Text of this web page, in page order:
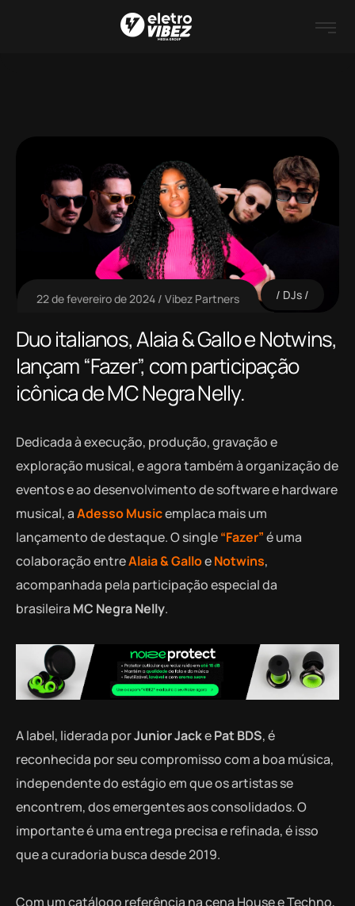
22 de fevereiro de 2024 Vibez Partners DJs
Duo italianos, Alaia & Gallo e Notwins,
lançam “Fazer”, com participação
icônica de MC Negra Nelly.
Dedicada à execução, produção, gravação e
exploração musical, e agora também à organização de
eventos e ao desenvolvimento de software e hardware
musical, aAdesso Musicemplaca mais um
lançamento de destaque. O single“Fazer”é uma
colaboração entreAlaia & GalloeNotwins,
acompanhada pela participação especial da
brasileira MC Negra Nelly.
A label, liderada porJunior JackePat BDS, é
reconhecida por seu compromisso com a boa música,
independente do estágio em que os artistas se
encontrem, dos emergentes aos consolidados. O
importante é uma entrega precisa e refinada, é isso
que a curadoria busca desde 2019.
Com um catálogo referência na cena House e Techno,